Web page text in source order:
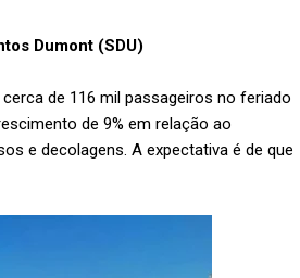
Dumont (SDU)
de 116 mil passageiros no feriado
de 9% em relação ao
e decolagens. A expectativa é de que